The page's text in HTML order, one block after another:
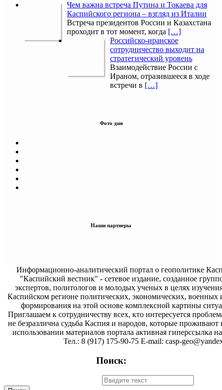
Чем важна встреча Путина и Токаева для
Каспийского региона – взгляд из Италии
Встреча президентов России и Казахстана
проходит в тот момент, когда […]
Российско-иранское
сотрудничество выходит на
стратегический уровень
Взаимодействие России с
Ираном, отразившееся в ходе
встречи в […]
Фото дня
Наши партнеры
Информационно-аналитический портал о геополитике
"Каспийский вестник" - сетевое издание, созданное
экспертов, политологов и молодых ученых в целях
Каспийском регионе политических, экономических, военных
формирования на этой основе комплексной картины
Приглашаем к сотрудничеству всех, кто интересуется
не безразлична судьба Каспия и народов, которые проживают
использовании материалов портала активная гиперссылка на
Тел.: 8 (917) 175-90-75 E-mail: casp-
Поиск: